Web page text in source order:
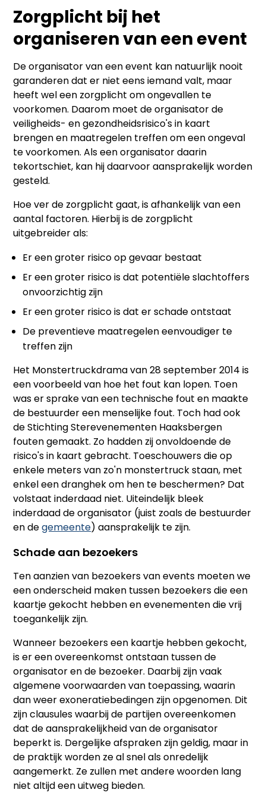
Zorgplicht bij het
organiseren van een event
De organisator van een event kan natuurlijk nooit
garanderen dat er niet eens iemand valt, maar
heeft wel een zorgplicht om ongevallen te
voorkomen. Daarom moet de organisator de
veiligheids- en gezondheidsrisico's in kaart
brengen en maatregelen treffen om een ongeval
te voorkomen. Als een organisator daarin
tekortschiet, kan hij daarvoor aansprakelijk worden
gesteld.
Hoe ver de zorgplicht gaat, is afhankelijk van een
aantal factoren. Hierbij is de zorgplicht
uitgebreider als:
Er een groter risico op gevaar bestaat
Er een groter risico is dat potentiële slachtoffers
onvoorzichtig zijn
Er een groter risico is dat er schade ontstaat
De preventieve maatregelen eenvoudiger te
treffen zijn
Het Monstertruckdrama van 28 september 2014 is
een voorbeeld van hoe het fout kan lopen. Toen
was er sprake van een technische fout en maakte
de bestuurder een menselijke fout. Toch had ook
de Stichting Sterevenementen Haaksbergen
fouten gemaakt. Zo hadden zij onvoldoende de
risico's in kaart gebracht. Toeschouwers die op
enkele meters van zo'n monstertruck staan, met
enkel een dranghek om hen te beschermen? Dat
volstaat inderdaad niet. Uiteindelijk bleek
inderdaad de organisator (juist zoals de bestuurder
en degemeente) aansprakelijk te zijn.
Schade aan bezoekers
Ten aanzien van bezoekers van events moeten we
een onderscheid maken tussen bezoekers die een
kaartje gekocht hebben en evenementen die vrij
toegankelijk zijn.
Wanneer bezoekers een kaartje hebben gekocht,
is er een overeenkomst ontstaan tussen de
organisator en de bezoeker. Daarbij zijn vaak
algemene voorwaarden van toepassing, waarin
dan weer exoneratiebedingen zijn opgenomen. Dit
zijn clausules waarbij de partijen overeenkomen
dat de aansprakelijkheid van de organisator
beperkt is. Dergelijke afspraken zijn geldig, maar in
de praktijk worden ze al snel als onredelijk
aangemerkt. Ze zullen met andere woorden lang
niet altijd een uitweg bieden.